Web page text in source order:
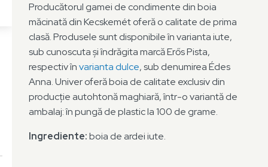
Producătorul gamei de condimente din boia
măcinată din Kecskemét oferă o calitate de prima
clasă. Produsele sunt disponibile în varianta iute,
sub cunoscuta și îndrăgita marcă Erős Pista,
respectiv învarianta dulce, sub denumirea Édes
Anna. Univer oferă boia de calitate exclusiv din
producție autohtonă maghiară, într-o variantă de
ambalaj: în pungă de plastic la 100 de grame.
Ingrediente:boia de ardei iute.